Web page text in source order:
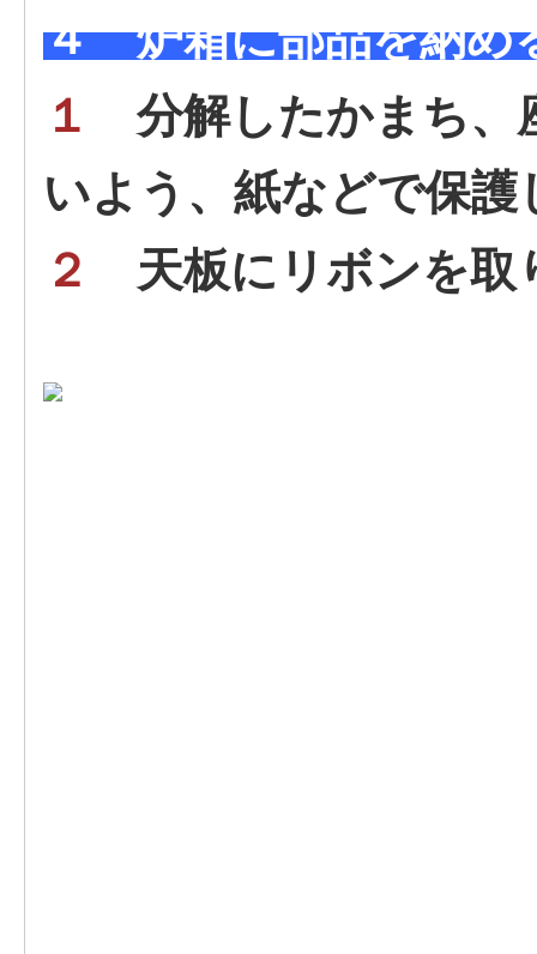
４ 炉箱に部品を納め
１
分解したかまち
いよう、紙などで保
２
天板にリボンを